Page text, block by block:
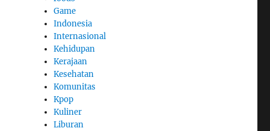
Game
Indonesia
Internasional
Kehidupan
Kerajaan
Kesehatan
Komunitas
Kpop
Kuliner
Liburan